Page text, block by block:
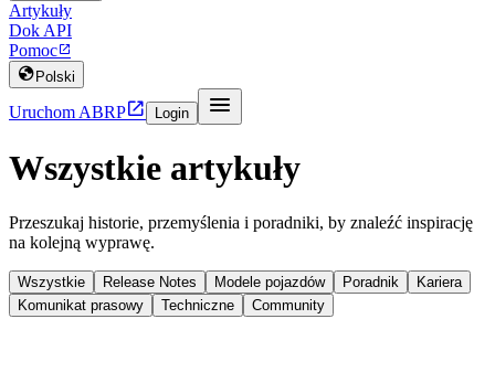
Artykuły
Dok API
Pomoc
 Polski
Uruchom ABRP Login 
Wszystkie artykuły
Przeszukaj historie, przemyślenia i poradniki, by znaleźć inspirację
na kolejną wyprawę.
Wszystkie Release Notes Modele pojazdów Poradnik
Kariera
Komunikat prasowy
Techniczne Community